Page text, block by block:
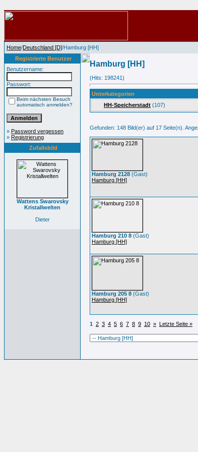
Home/Deutschland [D]/Hamburg [HH]
Registrierte Benutzer
Benutzername:
Passwort:
Beim nächsten Besuch
automatisch anmelden?
» Password vergessen
» Registrierung
Zufallsbild
Wattens Swarovsky
Kristallwelten
Dieter
Hamburg [HH]
(Hits: 198241)
Unterkategorien
HH-Speicherstadt (107)
Gefunden: 148 Bild(er) auf 17 Seite(n).
Hamburg 2128 (Gast)
Hamburg [HH]
Hamburg 210 8 (Gast)
Hamburg [HH]
Hamburg 205 8 (Gast)
Hamburg [HH]
1 2 3 4 5 6 7 8 9 10 » Letzte Seite »